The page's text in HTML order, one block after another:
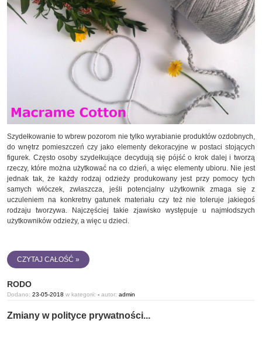
Szydełkowanie to wbrew pozorom nie tylko wyrabianie produktów ozdobnych,
do wnętrz pomieszczeń czy jako elementy dekoracyjne w postaci stojących
figurek. Często osoby szydełkujące decydują się pójść o krok dalej i tworzą
rzeczy, które można użytkować na co dzień, a więc elementy ubioru. Nie jest
jednak tak, że każdy rodzaj odzieży produkowany jest przy pomocy tych
samych włóczek, zwłaszcza, jeśli potencjalny użytkownik zmaga się z
uczuleniem na konkretny gatunek materiału czy też nie toleruje jakiegoś
rodzaju tworzywa. Najczęściej takie zjawisko występuje u najmłodszych
użytkowników odzieży, a więc u dzieci.
CZYTAJ CAŁOŚĆ »
RODO
Dodano: 23-05-2018 w kategorii: - autor: admin
Zmiany w polityce prywatności...